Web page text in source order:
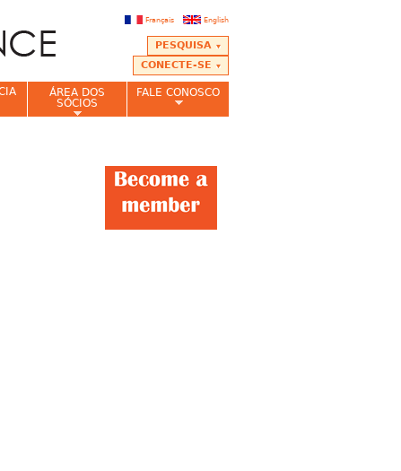
English
Français
PESQUISA
CONECTE-SE
ÁREA DOS
SÓCIOS
FALE CONOSCO